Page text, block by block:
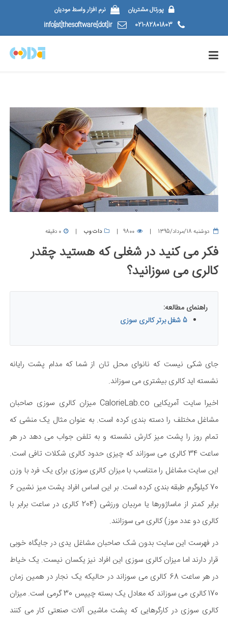
پورتال مشتریان
نرم افزار واسط مودیان
021-82801803
info[at]thesoftware[dot]ir
دوشنبه 18/مرداد/1395 9800 دات وب 0 دقیقه
فکر می کنید در شغلی که هستید چقدر
کالری می سوزانید؟
راهنمای مطالعه:
5 شغل برتر کالری سوزی
جای شکی نیست که نانوای محل تان از شما که مدام پشت رایانه
نشسته اید کالری بیشتری می سوزاند.
اخیرا سایت آمریکایی CalorieLab.co میزان کالری سوزی صاحبان
مشاغل مختلف را دسته بندی کرده است. به عنوان مثال یک منشی که
تمام روز را پشت میز کارش نشسته و به تلفن جواب می دهد در هر
ساعت 34 کالری می سوزاند که چیزی حدود کالری شکلات تافی است.
این سایت مشاغل را متناسب با میزان کالری سوزی برای یک فرد با وزن
70 کیلوگرم طبقه بندی کرده است. بر این اساس افراد پشت میز نشین 6
برابر کمتر از ماساژورها یا مربیان ورزشی (204 کالری در ساعت برابر با
کالری دو عدد موز) کالری می سوزانند.
در فهرست این سایت بدون شک صاحبان مشاغل یدی در جایگاه خوبی
قرار دارند اما میزان کالری سوزی این افراد نیز یکسان نیست. یک خیاط
در هر ساعت 68 کالری می سوزاند در حالیکه یک نجار در همین زمان
170 کالری می سوزاند که معادل یک بسته چیپس 30 گرمی است. میزان
کالری سوزی در کارگرهایی که پشت ماشین آلات صنعتی کار می کنند